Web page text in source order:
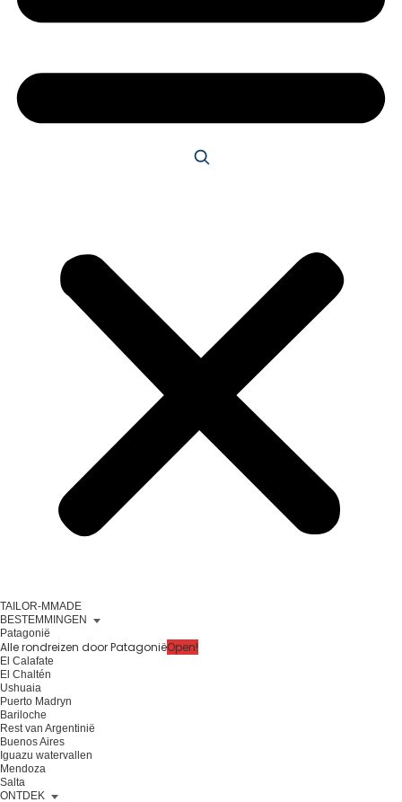
TAILOR-MMADE
BESTEMMINGEN
Patagonië
Alle rondreizen door PatagoniëOpen!
El Calafate
El Chaltén
Ushuaia
Puerto Madryn
Bariloche
Rest van Argentinië
Buenos Aires
Iguazu watervallen
Mendoza
Salta
ONTDEK